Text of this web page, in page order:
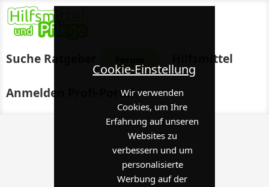
Cookie-Einstellung
Wir verwenden
Cookies, um Ihre
Erfahrung auf unseren
Websites zu
verbessern und um
personalisierte
Werbung auf der
Suche Ratgeber Hilfsmittel
Anmelden Profi-Portal